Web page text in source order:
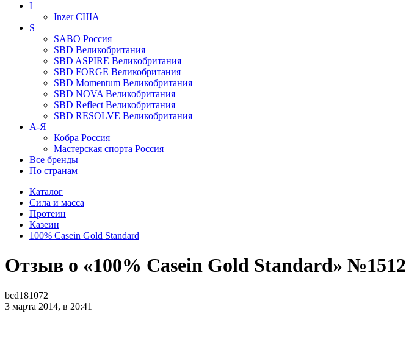
I
InzerСША
S
SABO Россия
SBD Великобритания
SBD ASPIRE Великобритания
SBD FORGE Великобритания
SBD Momentum Великобритания
SBD NOVA Великобритания
SBD Reflect Великобритания
SBD RESOLVE Великобритания
А-Я
Кобра Россия
Мастерская спорта Россия
Все бренды
По странам
Каталог
Сила и масса
Протеин
Казеин
100% Casein Gold Standard
Отзыв о «100% Casein Gold Standard» №1512
bcd181072
3 марта 2014, в 20:41